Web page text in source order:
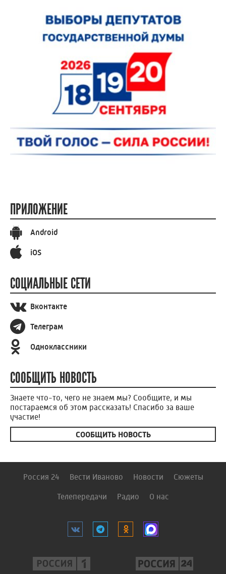
ПРИЛОЖЕНИЕ
Android
iOS
СОЦИАЛЬНЫЕ СЕТИ
Вконтакте
Телеграм
Одноклассники
СООБЩИТЬ НОВОСТЬ
Знаете что-то, чего не знаем мы? Сообщите, и мы
постараемся об этом рассказать! Спасибо за ваше
участие!
СООБЩИТЬ НОВОСТЬ
Россия 24 Вести Иваново Новости Сюжеты
Телепередачи Радио О нас